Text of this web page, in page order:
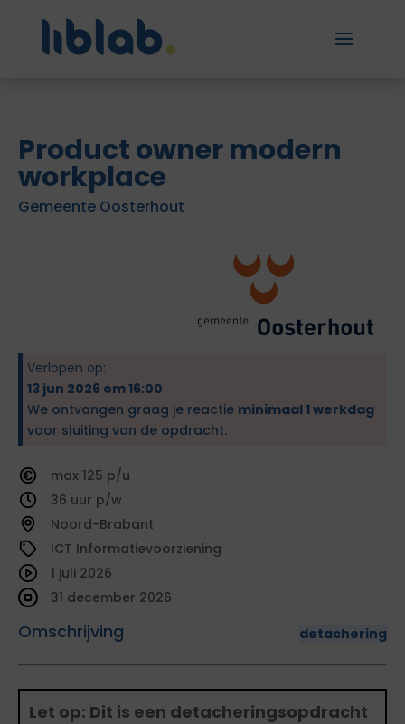
Product owner modern
workplace
Gemeente Oosterhout
Verlopen op:
13 jun 2026 om 16:00
We ontvangen graag je reactie minimaal 1 werkdag
voor sluiting van de opdracht.
125
36
Noord-Brabant
ICT Informatievoorziening
Omschrijving detachering
1 juli 2026
31 december 2026
Let op: Dit is een detacheringsopdracht